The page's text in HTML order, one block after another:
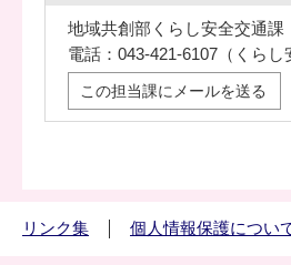
地域共創部くらし安全交通課
電話：043-421-6107（くら
この担当課にメールを送る
リンク集 個人情報保護につい